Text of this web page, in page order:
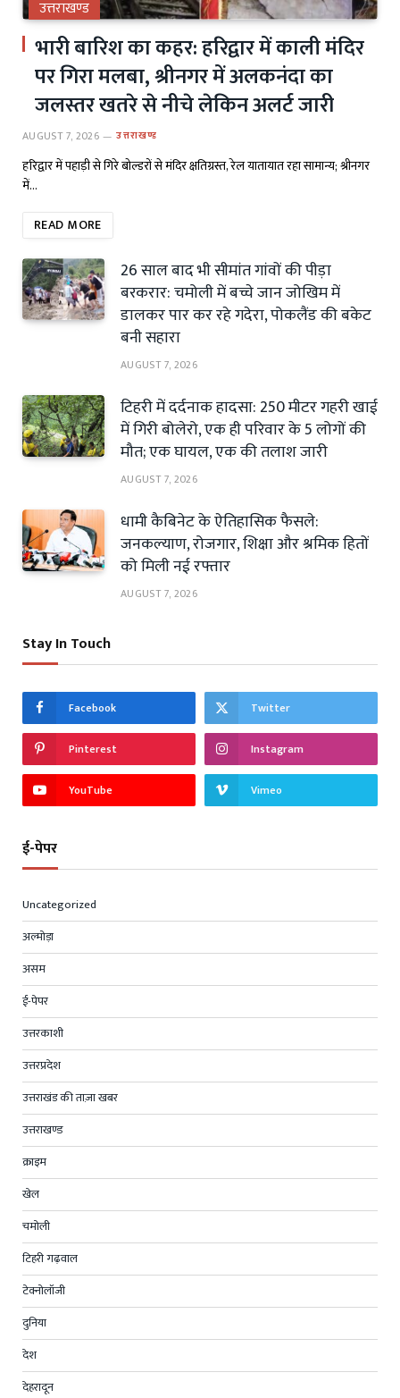
उत्तराखण्ड
भारी बारिश का कहर: हरिद्वार में काली मंदिर
पर गिरा मलबा, श्रीनगर में अलकनंदा का
जलस्तर खतरे से नीचे लेकिन अलर्ट जारी
AUGUST 7, 2026 उत्तराखण्ड
हरिद्वार में पहाड़ी से गिरे बोल्डरों से मंदिर क्षतिग्रस्त, रेल यातायात रहा सामान्य; श्रीनगर
में…
READ MORE
26 साल बाद भी सीमांत गांवों की पीड़ा
बरकरार: चमोली में बच्चे जान जोखिम में
डालकर पार कर रहे गदेरा, पोकलैंड की बकेट
बनी सहारा
AUGUST 7, 2026
टिहरी में दर्दनाक हादसा: 250 मीटर गहरी खाई
में गिरी बोलेरो, एक ही परिवार के 5 लोगों की
मौत; एक घायल, एक की तलाश जारी
AUGUST 7, 2026
धामी कैबिनेट के ऐतिहासिक फैसले:
जनकल्याण, रोजगार, शिक्षा और श्रमिक हितों
को मिली नई रफ्तार
AUGUST 7, 2026
Stay In Touch
Facebook Twitter
Pinterest Instagram
YouTube Vimeo
ई-पेपर
Uncategorized
अल्मोड़ा
असम
ई-पेपर
उत्तरकाशी
उत्तरप्रदेश
उत्तराखंड की ताज़ा खबर
उत्तराखण्ड
क्राइम
खेल
चमोली
टिहरी गढ़वाल
टेक्नोलॉजी
दुनिया
देश
देहरादून